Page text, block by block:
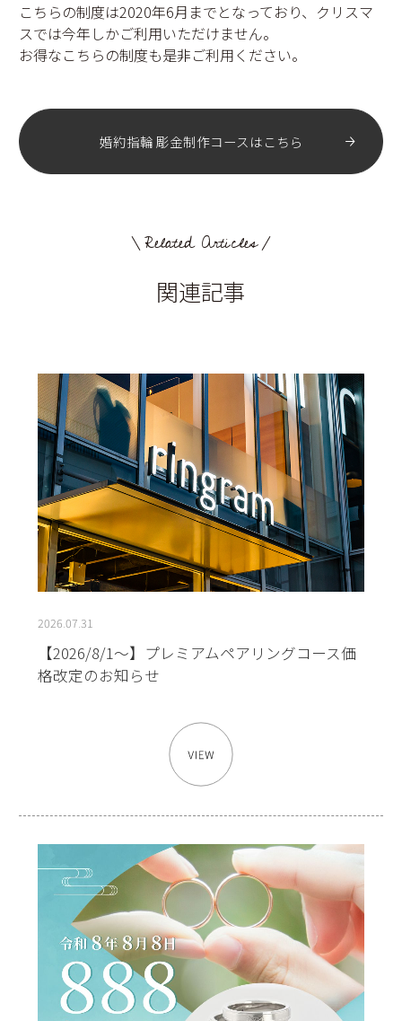
こちらの制度は2020年6月までとなっており、クリスマ
スでは今年しかご利用いただけません。
お得なこちらの制度も是非ご利用ください。
婚約指輪 彫金制作コースはこちら
Related Articles
関連記事
2026.07.31
【2026/8/1～】プレミアムペアリングコース価
格改定のお知らせ